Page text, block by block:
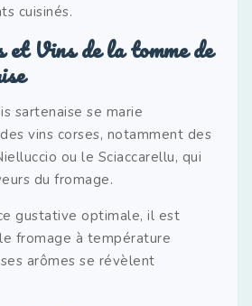
cuisinés.
Vins de la tomme de
sartenaise se marie
vins corses, notamment des
ou le Sciaccarellu, qui
du fromage.
gustative optimale, il est
fromage à température
arômes se révèlent